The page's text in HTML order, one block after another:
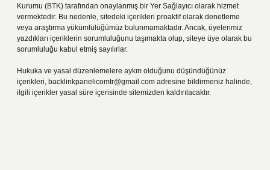
Kurumu (BTK) tarafından onaylanmış bir Yer Sağlayıcı olarak hizmet
vermektedir. Bu nedenle, sitedeki içerikleri proaktif olarak denetleme
veya araştırma yükümlülüğümüz bulunmamaktadır. Ancak, üyelerimiz
yazdıkları içeriklerin sorumluluğunu taşımakta olup, siteye üye olarak bu
sorumluluğu kabul etmiş sayılırlar.
Hukuka ve yasal düzenlemelere aykırı olduğunu düşündüğünüz
içerikleri, backlinkpanelicomtr@gmail.com adresine bildirmeniz halinde,
ilgili içerikler yasal süre içerisinde sitemizden kaldırılacaktır.